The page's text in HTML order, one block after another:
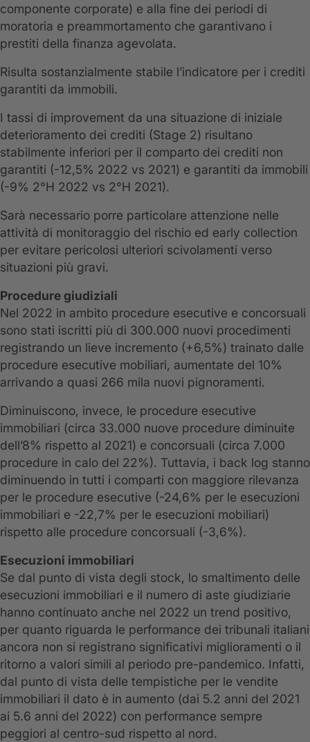
componente corporate) e alla fine dei periodi di
moratoria e preammortamento che garantivano i
prestiti della finanza agevolata.
Risulta sostanzialmente stabile l’indicatore per i crediti
garantiti da immobili.
I tassi di improvement da una situazione di iniziale
deterioramento dei crediti (Stage 2) risultano
stabilmente inferiori per il comparto dei crediti non
garantiti (-12,5% 2022 vs 2021) e garantiti da immobili
(-9% 2°H 2022 vs 2°H 2021).
Sarà necessario porre particolare attenzione nelle
attività di monitoraggio del rischio ed early collection
per evitare pericolosi ulteriori scivolamenti verso
situazioni più gravi.
Procedure giudiziali
Nel 2022 in ambito procedure esecutive e concorsuali
sono stati iscritti più di 300.000 nuovi procedimenti
registrando un lieve incremento (+6,5%) trainato dalle
procedure esecutive mobiliari, aumentate del 10%
arrivando a quasi 266 mila nuovi pignoramenti.
Diminuiscono, invece, le procedure esecutive
immobiliari (circa 33.000 nuove procedure diminuite
dell’8% rispetto al 2021) e concorsuali (circa 7.000
procedure in calo del 22%). Tuttavia, i back log stanno
diminuendo in tutti i comparti con maggiore rilevanza
per le procedure esecutive (-24,6% per le esecuzioni
immobiliari e -22,7% per le esecuzioni mobiliari)
rispetto alle procedure concorsuali (-3,6%).
Esecuzioni immobiliari
Se dal punto di vista degli stock, lo smaltimento delle
esecuzioni immobiliari e il numero di aste giudiziarie
hanno continuato anche nel 2022 un trend positivo,
per quanto riguarda le performance dei tribunali italiani
ancora non si registrano significativi miglioramenti o il
ritorno a valori simili al periodo pre-pandemico. Infatti,
dal punto di vista delle tempistiche per le vendite
immobiliari il dato è in aumento (dai 5.2 anni del 2021
ai 5.6 anni del 2022) con performance sempre
peggiori al centro-sud rispetto al nord.